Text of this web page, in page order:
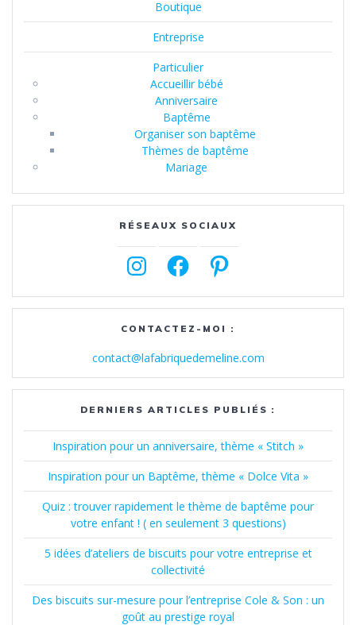
Boutique
Entreprise
Particulier
Accueillir bébé
Anniversaire
Baptême
Organiser son baptême
Thèmes de baptême
Mariage
RÉSEAUX SOCIAUX
InstagramFacebookPinterest
CONTACTEZ-MOI :
contact@lafabriquedemeline.com
DERNIERS ARTICLES PUBLIÉS :
Inspiration pour un anniversaire, thème « Stitch »
Inspiration pour un Baptême, thème « Dolce Vita »
Quiz : trouver rapidement le thème de baptême pour
votre enfant ! ( en seulement 3 questions)
5 idées d’ateliers de biscuits pour votre entreprise et
collectivité
Des biscuits sur-mesure pour l’entreprise Cole & Son : un
goût au prestige royal